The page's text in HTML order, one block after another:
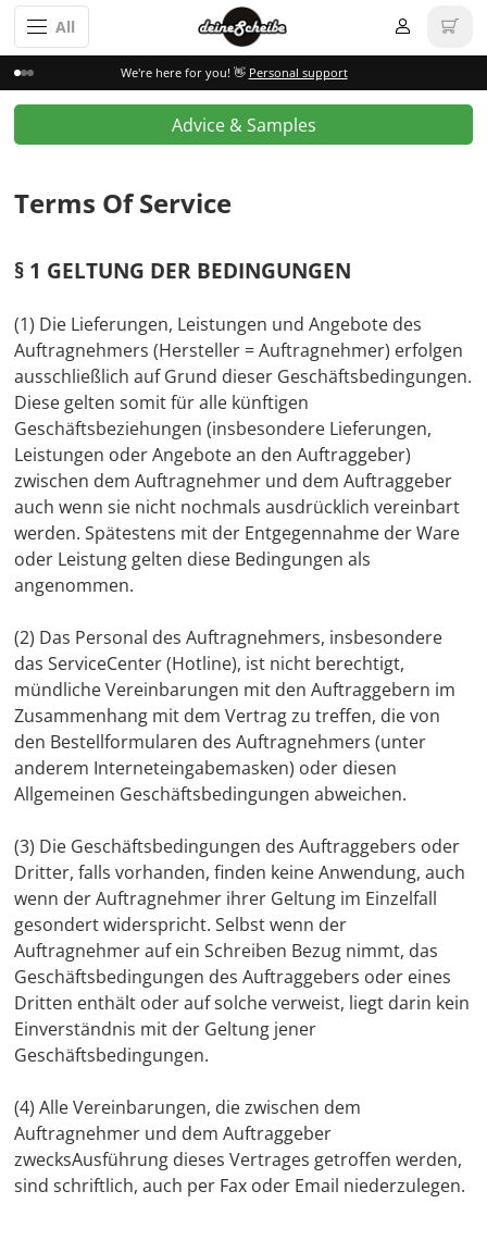
All
We're here for you! 👋 Personal support
Advice & Samples
Terms Of Service
§ 1 GELTUNG DER BEDINGUNGEN
(1) Die Lieferungen, Leistungen und Angebote des
Auftragnehmers (Hersteller = Auftragnehmer) erfolgen
ausschließlich auf Grund dieser Geschäftsbedingungen.
Diese gelten somit für alle künftigen
Geschäftsbeziehungen (insbesondere Lieferungen,
Leistungen oder Angebote an den Auftraggeber)
zwischen dem Auftragnehmer und dem Auftraggeber
auch wenn sie nicht nochmals ausdrücklich vereinbart
werden. Spätestens mit der Entgegennahme der Ware
oder Leistung gelten diese Bedingungen als
angenommen.
(2) Das Personal des Auftragnehmers, insbesondere
das ServiceCenter (Hotline), ist nicht berechtigt,
mündliche Vereinbarungen mit den Auftraggebern im
Zusammenhang mit dem Vertrag zu treffen, die von
den Bestellformularen des Auftragnehmers (unter
anderem Interneteingabemasken) oder diesen
Allgemeinen Geschäftsbedingungen abweichen.
(3) Die Geschäftsbedingungen des Auftraggebers oder
Dritter, falls vorhanden, finden keine Anwendung, auch
wenn der Auftragnehmer ihrer Geltung im Einzelfall
gesondert widerspricht. Selbst wenn der
Auftragnehmer auf ein Schreiben Bezug nimmt, das
Geschäftsbedingungen des Auftraggebers oder eines
Dritten enthält oder auf solche verweist, liegt darin kein
Einverständnis mit der Geltung jener
Geschäftsbedingungen.
(4) Alle Vereinbarungen, die zwischen dem
Auftragnehmer und dem Auftraggeber
zwecksAusführung dieses Vertrages getroffen werden,
sind schriftlich, auch per Fax oder Email niederzulegen.